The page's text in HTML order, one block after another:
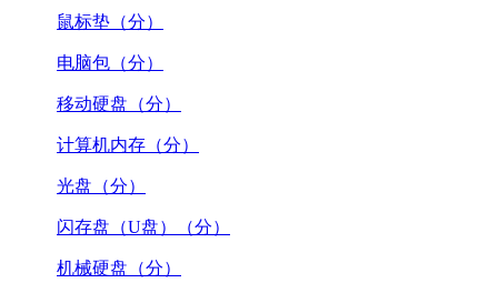
鼠标垫（分）
电脑包（分）
移动硬盘（分）
计算机内存（分）
光盘（分）
闪存盘（U盘）（分）
机械硬盘（分）